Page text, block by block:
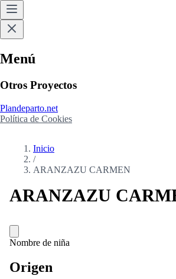
Menú
Otros Proyectos
Plandeparto.net
Política de Cookies
Inicio
/
ARANZAZU CARMEN
ARANZAZU
Nombre de niña
Origen